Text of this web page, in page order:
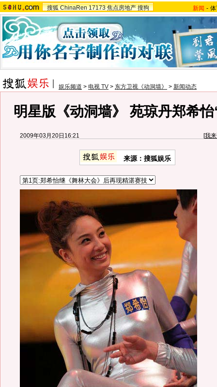
搜狐 ChinaRen 17173 焦点房地产 搜狗 新闻 -
娱乐频道 > 电视 TV > 东方卫视《动洞墙》 > 新闻动态
明星版《动洞墙》 苑琼丹郑希
2009年03月20日16:21 [我
来源：搜狐娱乐